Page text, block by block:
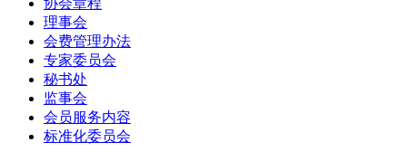
协会章程
理事会
会费管理办法
专家委员会
秘书处
监事会
会员服务内容
标准化委员会